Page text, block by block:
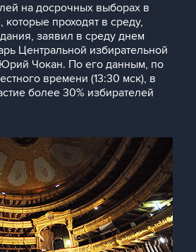
на досрочных выборах в
проходят в среду,
заявил в среду днем
Центральной избирательной
Чокан. По его данным, по
времени (13:30 мск), в
более 30% избирателей